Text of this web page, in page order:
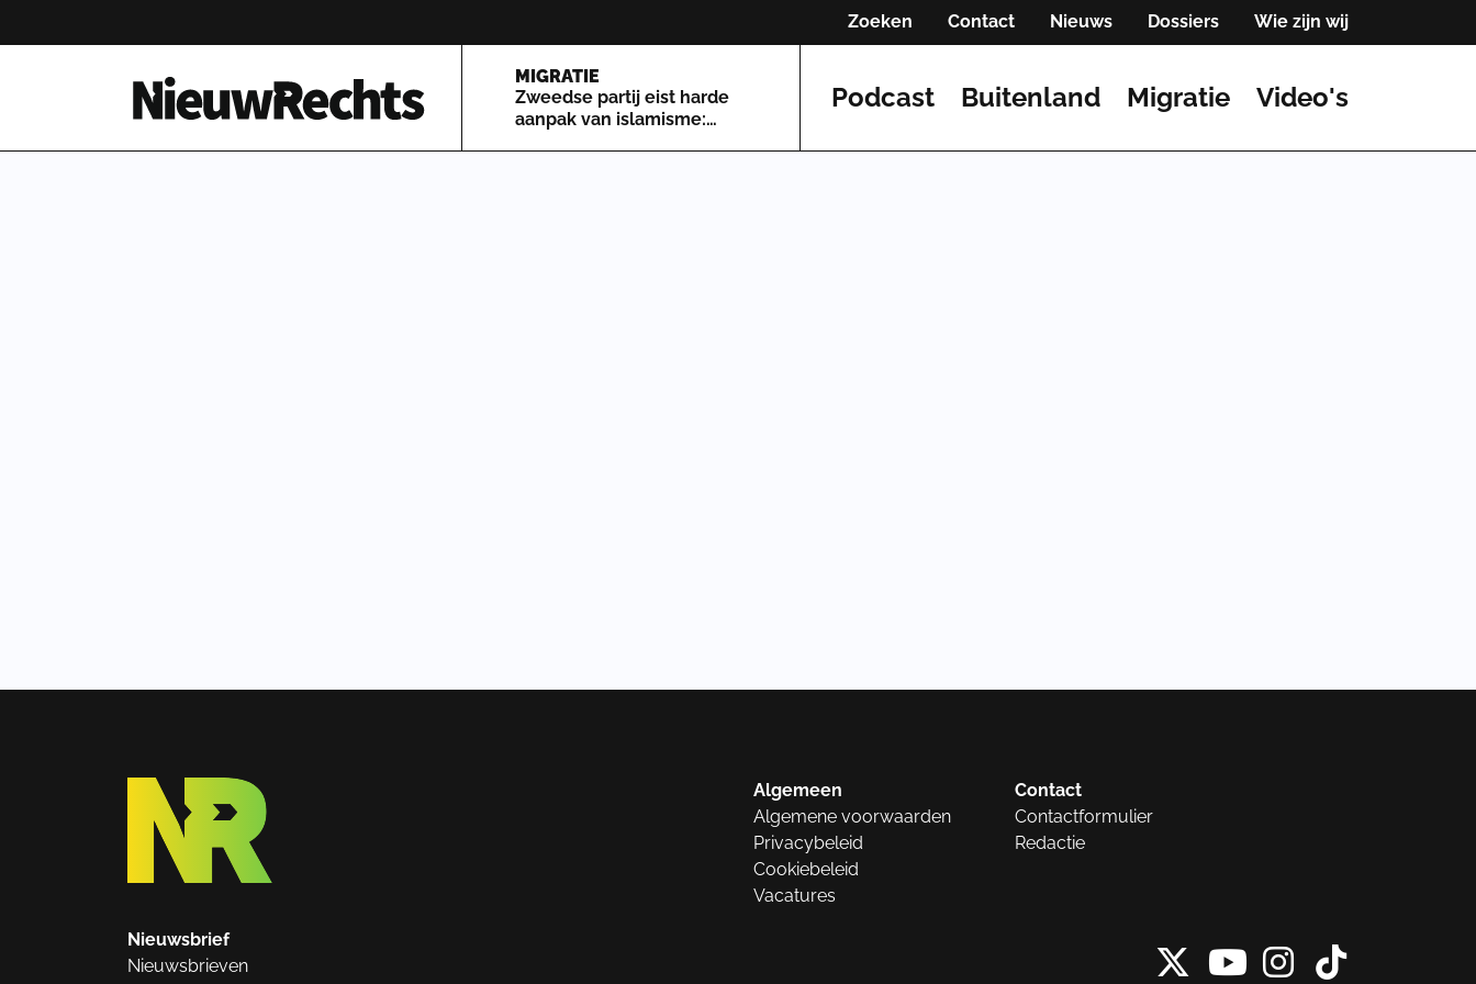
Zoeken Contact Nieuws Dossiers Wie zijn wij
Homepage van NieuwRechts
MIGRATIE
Zweedse partij eist harde
aanpak van islamisme:
Podcast Buitenland Migratie Video's
Algemeen
Algemene voorwaarden
Privacybeleid
Cookiebeleid
Vacatures
Contact
Contactformulier
Redactie
Nieuwsbrief
Nieuwsbrieven
X vanInstagram
Tiktok